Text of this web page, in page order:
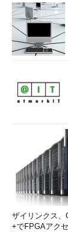
ザイリンクス、
+でFPGAアク